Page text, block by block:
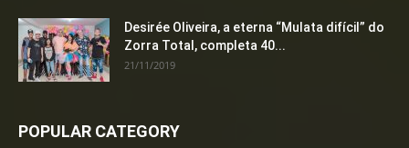
Desirée Oliveira, a eterna “Mulata difícil” do
Zorra Total, completa 40...
21/11/2019
POPULAR CATEGORY